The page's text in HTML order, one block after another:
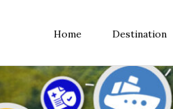
Home Destination